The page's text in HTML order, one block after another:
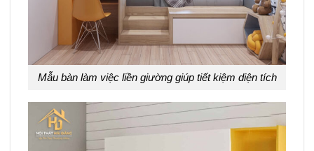
Mẫu bàn làm việc liền giường giúp tiết kiệm diện tích